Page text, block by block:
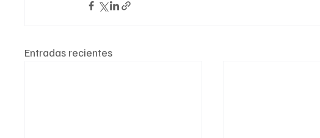
Entradas recientes